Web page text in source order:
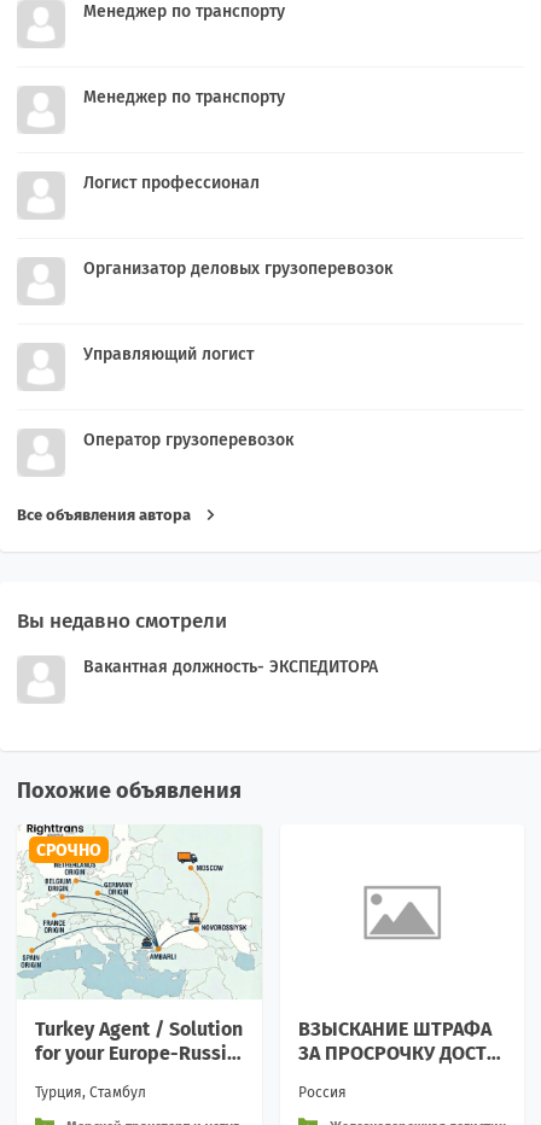
Менеджер по транспорту
Менеджер по транспорту
Логист профессионал
Организатор деловых грузоперевозок
Управляющий логист
Оператор грузоперевозок
Все объявления автора
Вы недавно смотрели
Вакантная должность- ЭКСПЕДИТОРА
Похожие объявления
СРОЧНО
Turkey Agent / Solution
for your Europe-Russia
Турция, Стамбул
ВЗЫСКАНИЕ ШТРАФА
ЗА ПРОСРОЧКУ ДОСТА
ЕВОЗКАМ
Россия